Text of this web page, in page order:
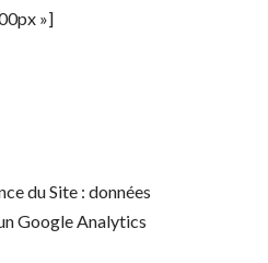
»]
du Site : données
Google Analytics